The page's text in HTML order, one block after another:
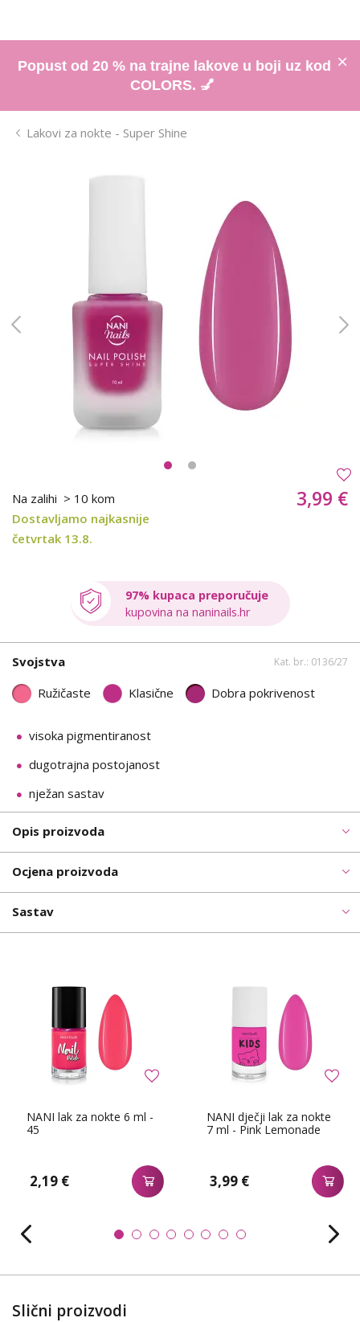
Popust od 20 % na trajne lakove u boji uz kod
COLORS. 💅
Lakovi za nokte - Super Shine
Na zalihi > 10 kom
Dostavljamo najkasnije
četvrtak 13.8.
3,99 €
97% kupaca preporučuje
kupovina na naninails.hr
Svojstva Kat. br.: 0136/27
Ružičaste Klasične Dobra pokrivenost
visoka pigmentiranost
dugotrajna postojanost
nježan sastav
Opis proizvoda
Ocjena proizvoda
Sastav
NANI lak za nokte 6 ml -
45
2,19 €
NANI dječji lak za nokte
7 ml - Pink Lemonade
3,99 €
Slični proizvodi